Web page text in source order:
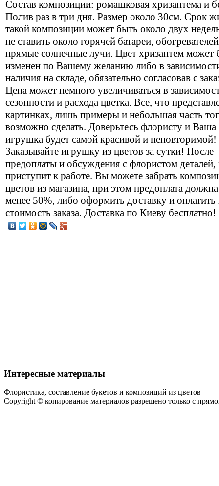
Состав композиции: ромашковая хризантема и
Полив раз в три дня. Размер около 30см. Срок
такой композиции может быть около двух
не ставить около горячей батареи,
прямые солнечные лучи. Цвет хризантем может
изменен по Вашему желанию либо в
наличия на складе, обязательно согласовав с
Цена может немного увеличиваться в
сезонности и расхода цветка. Все, что
картинках, лишь примеры и небольшая часть
возможно сделать. Доверьтесь флористу и Ваша
игрушка будет самой красивой и неповторимой!
Заказывайте игрушку из цветов за сутки! После
предоплаты и обсуждения с флористом деталей,
приступит к работе. Вы можете забрать
цветов из магазина, при этом предоплата
менее 50%, либо оформить доставку и
стоимость заказа. Доставка по Киеву бесплатно!
Интересные материалы
Флористика, составление букетов и композиций из цветов
Copyright © копирование материалов разрешено только с